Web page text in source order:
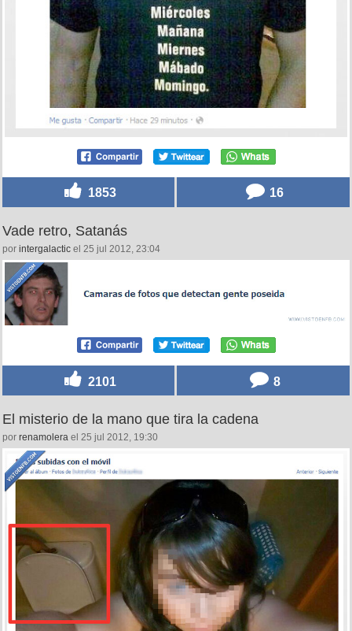
1853 16
Vade retro, Satanás
por intergalactic el 25 jul 2012, 23:04
2101 8
El misterio de la mano que tira la cadena
por renamolera el 25 jul 2012, 19:30